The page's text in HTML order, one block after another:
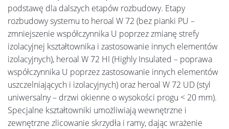
podstawę dla dalszych etapów rozbudowy. Etapy
rozbudowy systemu to heroal W 72 (bez pianki PU –
zmniejszenie współczynnika U poprzez zmianę strefy
izolacyjnej kształtownika i zastosowanie innych elementów
izolacyjnych), heroal W 72 HI (Highly Insulated – poprawa
współczynnika U poprzez zastosowanie innych elementów
uszczelniających i izolacyjnych) oraz heroal W 72 UD (styl
uniwersalny – drzwi okienne o wysokości progu < 20 mm).
Specjalne kształtowniki umożliwiają wewnętrzne i
zewnętrzne zlicowanie skrzydła i ramy, dając wrażenie